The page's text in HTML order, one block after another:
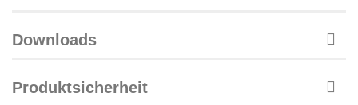
Downloads
Produktsicherheit